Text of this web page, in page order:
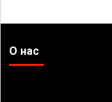
О нас